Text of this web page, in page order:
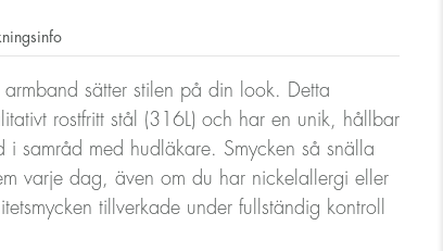
sätter stilen på din look. Detta
rostfritt stål (316L) och har en unik, hållbar
i samråd med hudläkare. Smycken så snälla
varje dag, även om du har nickelallergi eller
tillverkade under fullständig kontroll